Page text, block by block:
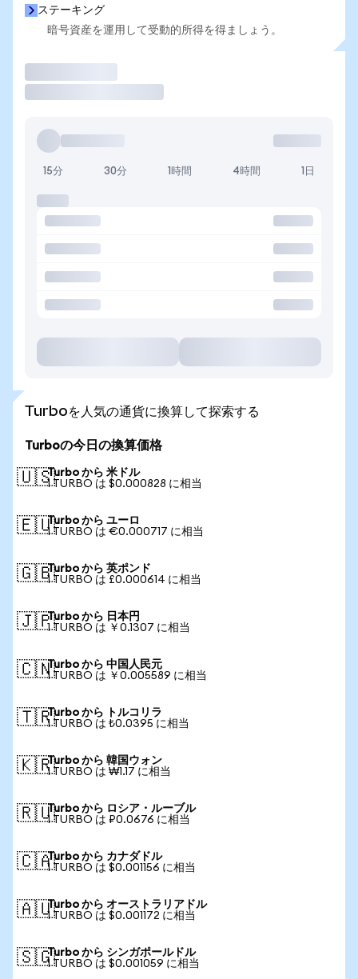
ステーキング
暗号資産を運用して受動的所得を得ましょう。
15分 30分 1時間 4時間 1日
Turboを人気の通貨に換算して探索する
Turboの今日の換算価格
🇺🇸Turbo から 米ドル
1 TURBO は $0.000828 に相当
🇪🇺Turbo から ユーロ
1 TURBO は €0.000717 に相当
🇬🇧Turbo から 英ポンド
1 TURBO は £0.000614 に相当
🇯🇵Turbo から 日本円
1 TURBO は ￥0.1307 に相当
🇨🇳Turbo から 中国人民元
1 TURBO は ￥0.005589 に相当
🇹🇷Turbo から トルコリラ
1 TURBO は ₺0.0395 に相当
🇰🇷Turbo から 韓国ウォン
1 TURBO は ₩1.17 に相当
🇷🇺Turbo から ロシア・ルーブル
1 TURBO は ₽0.0676 に相当
🇨🇦Turbo から カナダドル
1 TURBO は $0.001156 に相当
🇦🇺Turbo から オーストラリアドル
1 TURBO は $0.001172 に相当
🇸🇬Turbo から シンガポールドル
1 TURBO は $0.001059 に相当